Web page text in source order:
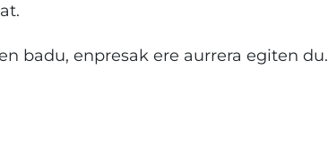
badu, enpresak ere aurrera egiten du.